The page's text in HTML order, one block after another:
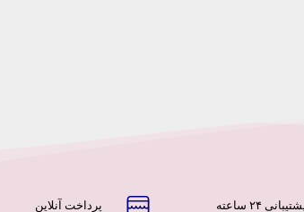
۲۴ ساعته پرداخت آنلاین